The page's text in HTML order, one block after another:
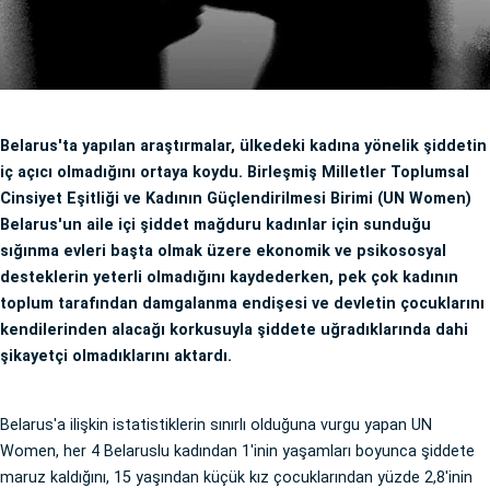
Belarus'ta yapılan araştırmalar, ülkedeki kadına yönelik şiddetin
iç açıcı olmadığını ortaya koydu. Birleşmiş Milletler Toplumsal
Cinsiyet Eşitliği ve Kadının Güçlendirilmesi Birimi (UN Women)
Belarus'un aile içi şiddet mağduru kadınlar için sunduğu
sığınma evleri başta olmak üzere ekonomik ve psikososyal
desteklerin yeterli olmadığını kaydederken, pek çok kadının
toplum tarafından damgalanma endişesi ve devletin çocuklarını
kendilerinden alacağı korkusuyla şiddete uğradıklarında dahi
şikayetçi olmadıklarını aktardı.
Belarus'a ilişkin istatistiklerin sınırlı olduğuna vurgu yapan UN
Women, her 4 Belaruslu kadından 1'inin yaşamları boyunca şiddete
maruz kaldığını, 15 yaşından küçük kız çocuklarından yüzde 2,8'inin